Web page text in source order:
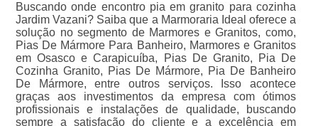
Buscando onde encontro pia em granito para cozinha
Jardim Vazani? Saiba que a Marmoraria Ideal oferece a
solução no segmento de Marmores e Granitos, como,
Pias De Mármore Para Banheiro, Marmores e Granitos
em Osasco e Carapicuíba, Pias De Granito, Pia De
Cozinha Granito, Pias De Mármore, Pia De Banheiro
De Mármore, entre outros serviços. Isso acontece
graças aos investimentos da empresa com ótimos
profissionais e instalações de qualidade, buscando
sempre a satisfação do cliente e a excelência em